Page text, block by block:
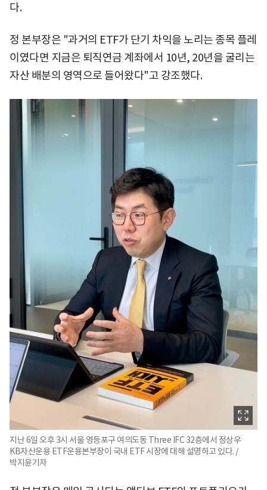
다.
정 본부장은 "과거의 ETF가 단기 차익을 노리는 종목 플레
이였다면 지금은 퇴직연금 계좌에서 10년, 20년을 굴리는
자산 배분의 영역으로 들어왔다"고 강조했다.
지난 6일 오후 3시 서울 영등포구 여의도동 Three IFC 32층에서 정상우
KB자산운용 ETF운용본부장이 국내 ETF 시장에 대해 설명하고 있다. /
박지윤기자